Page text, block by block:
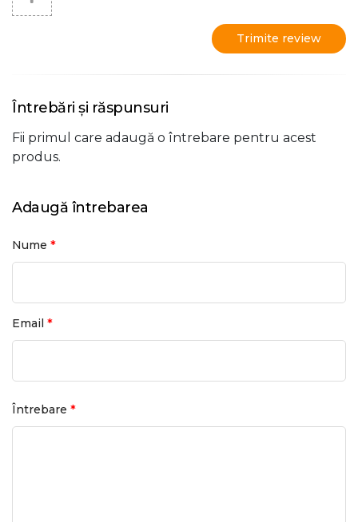
Trimite review
Întrebări și răspunsuri
Fii primul care adaugă o întrebare pentru acest
produs.
Adaugă întrebarea
Nume *
Email *
Întrebare *